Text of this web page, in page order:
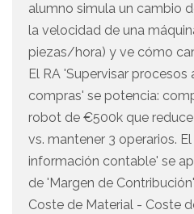
alumno simula un cambio
la velocidad de una
piezas/hora) y ve cómo
El RA 'Supervisar
compras' se potencia:
robot de €500k que
vs. mantener 3 operarios.
información contable' se
de 'Margen de
Coste de Material - Coste